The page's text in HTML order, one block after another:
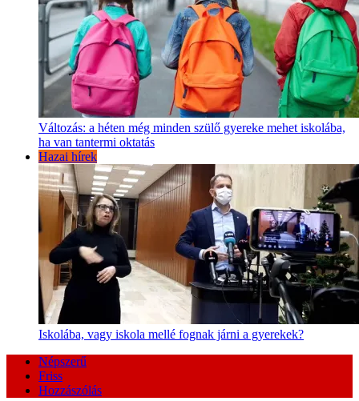
Változás: a héten még minden szülő gyereke mehet iskolába,
ha van tantermi oktatás
Hazai hírek
Iskolába, vagy iskola mellé fognak járni a gyerekek?
Népszerű
Friss
Hozzászólás